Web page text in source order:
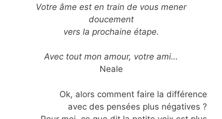
Votre âme est en train de vous mener
doucement
vers la prochaine étape.
Avec tout mon amour, votre ami…
Neale
Ok, alors comment faire la différence
avec des pensées plus négatives ?